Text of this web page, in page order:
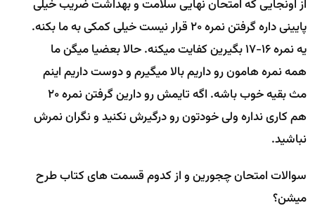
از اونجایی که امتحان نهایی سلامت و بهداشت ضریب خیلی
پایینی داره گرفتن نمره 20 قرار نیست خیلی کمکی به ما بکنه.
یه نمره 16-17 بگیرین کفایت میکنه. حالا بعضیا میگن ما
همه نمره هامون رو داریم بالا میگیرم و دوست داریم اینم
مث بقیه خوب باشه. اگه تایمش رو دارین گرفتن نمره 20
هم کاری نداره ولی خودتون رو درگیرش نکنید و نگران نمرش
نباشید.
سوالات امتحان چجورین و از کدوم قسمت های کتاب طرح
میشن؟